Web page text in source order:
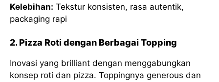
Kelebihan: Tekstur konsisten, rasa autentik,
packaging rapi
2. Pizza Roti dengan Berbagai Topping
Inovasi yang brilliant dengan menggabungkan
konsep roti dan pizza. Toppingnya generous dan